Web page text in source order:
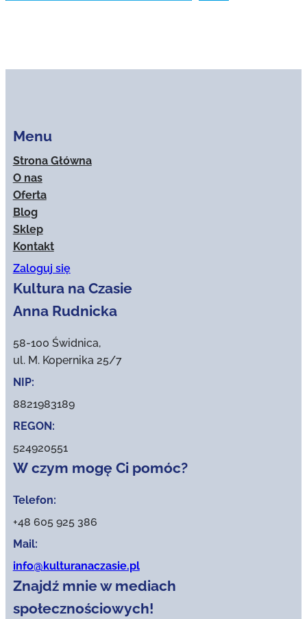
Menu
Strona Główna
O nas
Oferta
Blog
Sklep
Kontakt
Zaloguj się
Kultura na Czasie
Anna Rudnicka
58-100 Świdnica,
ul. M. Kopernika 25/7
NIP:
8821983189
REGON:
524920551
W czym mogę Ci pomóc?
Telefon:
+48 605 925 386
Mail:
info@kulturanaczasie.pl
Znajdź mnie w mediach
społecznościowych!